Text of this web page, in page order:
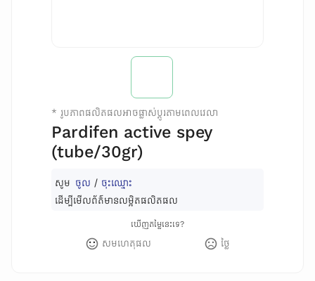
* រូបភាពផលិតផលអាចផ្លាស់ប្តូរតាមពេលវេលា
Pardifen active spey
(tube/30gr)
សូម ចូល / ចុះឈ្មោះ
ដើម្បីមើលព័ត៌មានលម្អិតផលិតផល
ឃើញតម្លៃនេះទេ?
សមហេតុផល ថ្លៃ